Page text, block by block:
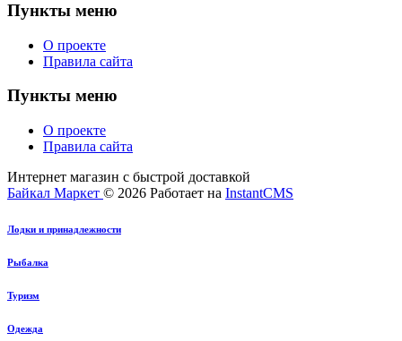
Пункты меню
О проекте
Правила сайта
Пункты меню
О проекте
Правила сайта
Интернет магазин с быстрой доставкой
Байкал Маркет © 2026 Работает на InstantCMS
Лодки и принадлежности
Рыбалка
Туризм
Одежда